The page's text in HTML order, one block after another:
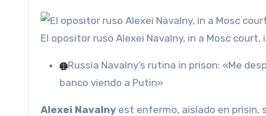
El opositor ruso Alexei Navalny, in a Mosc court,
Russia Navalny’s rutina in prison: «Me
banco viendo a Putin»
Alexei Navalny est enfermo, aislado en prisin,